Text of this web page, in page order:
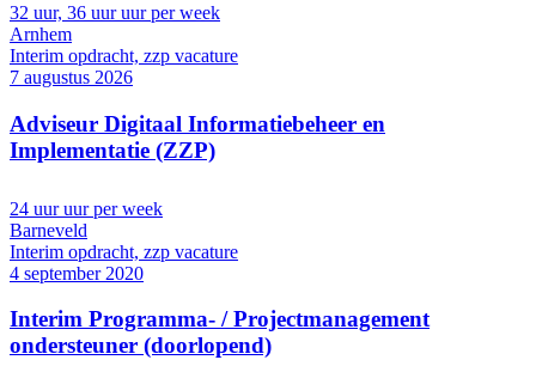
32 uur, 36 uur uur per week
Arnhem
Interim opdracht, zzp vacature
7 augustus 2026
Adviseur Digitaal Informatiebeheer en
Implementatie (ZZP)
24 uur uur per week
Barneveld
Interim opdracht, zzp vacature
4 september 2020
Interim Programma- / Projectmanagement
ondersteuner (doorlopend)